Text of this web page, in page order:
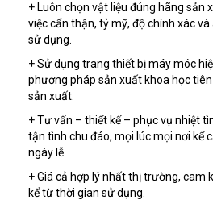
+ Luôn chọn vật liệu đúng hãng sản
việc cẩn thận, tỷ mỹ, độ chính xác
sử dụng.
+ Sử dụng trang thiết bị máy móc
phương pháp sản xuất khoa học
sản xuất.
+ Tư vấn – thiết kế – phục vụ nhiệt
tận tình chu đáo, mọi lúc mọi nơi kể
ngày lễ.
+ Giá cả hợp lý nhất thị trường, cam
kể từ thời gian sử dụng.